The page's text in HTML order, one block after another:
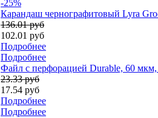
-25%
Карандаш чернографитовый Lyra
136.01 руб
102.01 руб
Подробнее
Подробнее
Файл с перфорацией Durable, 60
23.33 руб
17.54 руб
Подробнее
Подробнее